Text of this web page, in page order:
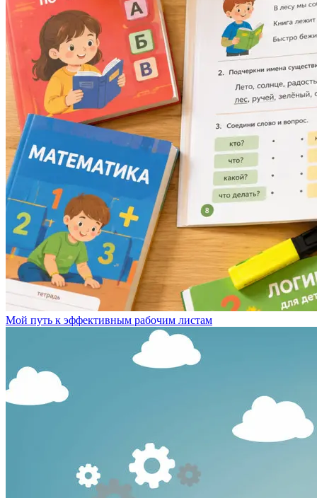
Мой путь к эффективным рабочим листам